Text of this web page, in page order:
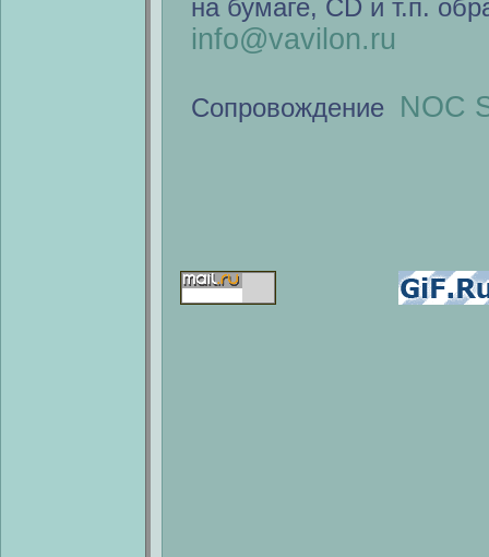
на бумаге, CD и т.п.
info@vavilon.ru
Сопровождение NOC